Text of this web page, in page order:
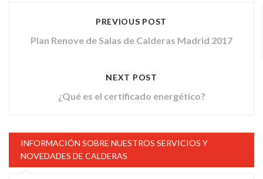
PREVIOUS POST
Plan Renove de Salas de Calderas Madrid 2017
NEXT POST
¿Qué es el certificado energético?
INFORMACIÓN SOBRE NUESTROS SERVICIOS Y
NOVEDADES DE CALDERAS